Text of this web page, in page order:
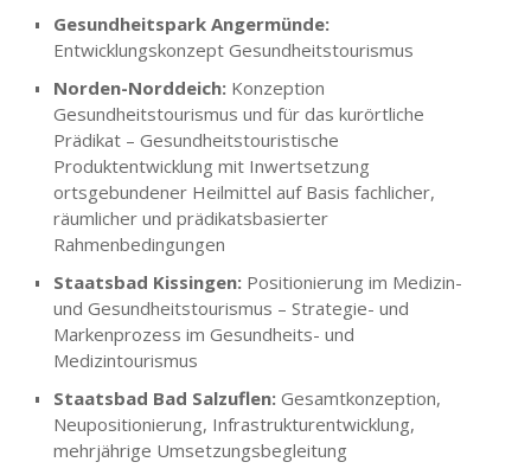
Gesundheitspark Angermünde:
Entwicklungskonzept Gesundheitstourismus
Norden-Norddeich: Konzeption
Gesundheitstourismus und für das kurörtliche
Prädikat – Gesundheitstouristische
Produktentwicklung mit Inwertsetzung
ortsgebundener Heilmittel auf Basis fachlicher,
räumlicher und prädikatsbasierter
Rahmenbedingungen
Staatsbad Kissingen: Positionierung im Medizin-
und Gesundheitstourismus – Strategie- und
Markenprozess im Gesundheits- und
Medizintourismus
Staatsbad Bad Salzuflen: Gesamtkonzeption,
Neupositionierung, Infrastrukturentwicklung,
mehrjährige Umsetzungsbegleitung